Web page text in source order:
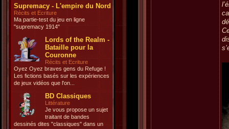
Supremacy - L'empire du Nord
Récits et Ecriture
Ma partie-test du jeu en ligne
"supremacy 1914"
Lords of the Realm -
Bataille pour la
Couronne
Récits et Ecriture
Oyez Oyez braves gens du Refuge !
Les fictions basés sur les expériences
de jeux vidéos que l'on...
BD Classiques
Littérature
Je vous propose un sujet
traitant de bandes
dessinés dites "classiques" dans un